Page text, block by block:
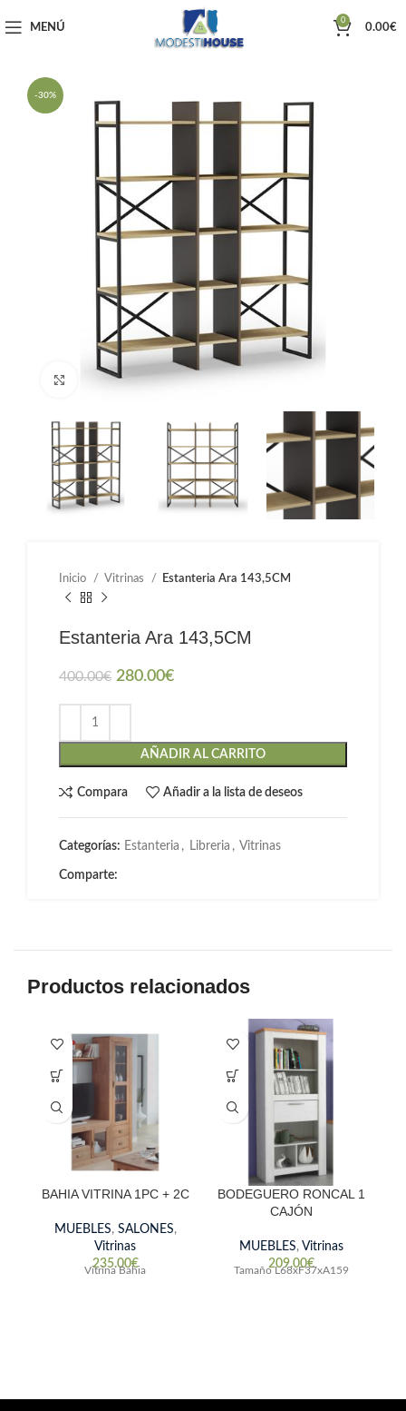
MENÚ
0
0.00€
-30%
Haga clic para ampliar
Inicio Vitrinas Estanteria Ara 143,5CM
Estanteria Ara 143,5CM
400.00€ 280.00€
AÑADIR AL CARRITO
Compara Añadir a la lista de deseos
Categorías: Estanteria , Libreria , Vitrinas
Comparte:
Productos relacionados
BAHIA VITRINA 1PC + 2C
MUEBLES, SALONES,
Vitrinas
235.00€
Vitrina Bahia
BODEGUERO RONCAL 1
CAJÓN
MUEBLES, Vitrinas
209.00€
Tamaño L68xF37xA159